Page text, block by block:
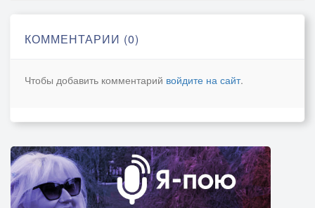
КОММЕНТАРИИ (0)
Чтобы добавить комментарий войдите на сайт.